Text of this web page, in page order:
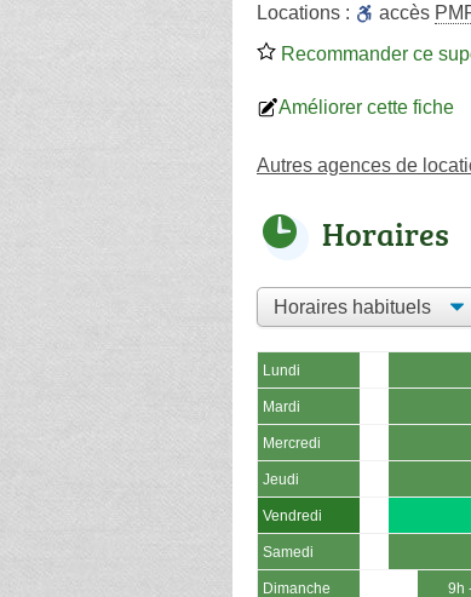
Locations :
accès
Recommander ce
Améliorer cette fiche
Autres agences de
Horaires
Lundi
Mardi
Mercredi
Jeudi
Vendredi
Samedi
Dimanche 9h